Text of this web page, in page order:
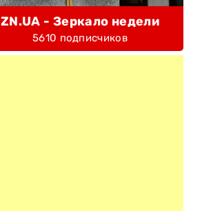
ZN.UA - Зеркало недели
5610 подписчиков